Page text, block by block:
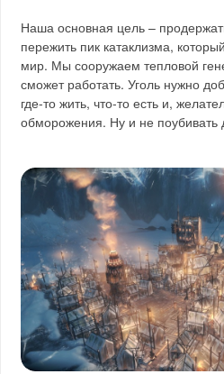
Наша основная цель –
пережить пик катаклизма,
мир. Мы сооружаем тепловой
сможет работать. Уголь нужно
где-то жить, что-то есть и,
обморожения. Ну и не поубивать